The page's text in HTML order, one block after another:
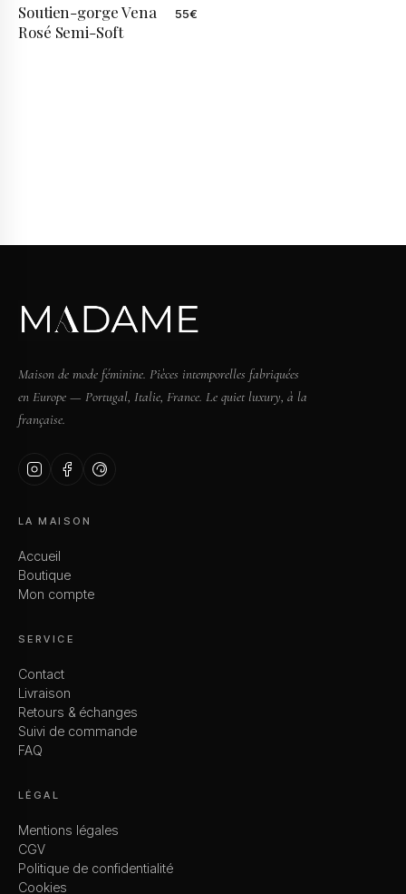
Soutien-gorge Vena
Rosé Semi-Soft
55€
Maison de mode féminine. Pièces intemporelles fabriquées
en Europe — Portugal, Italie, France. Le quiet luxury, à la
française.
LA MAISON
Accueil
Boutique
Mon compte
SERVICE
Contact
Livraison
Retours & échanges
Suivi de commande
FAQ
LÉGAL
Mentions légales
CGV
Politique de confidentialité
Cookies